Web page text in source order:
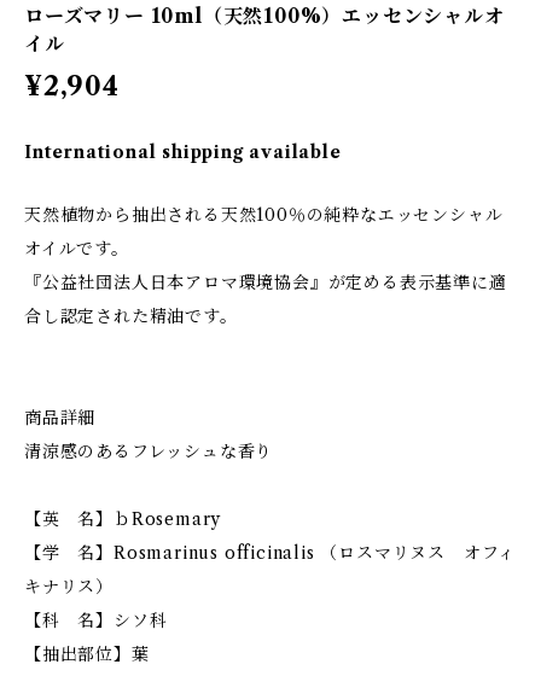
ローズマリー 10ml（天然100%）エッセンシャルオ
イル
¥2,904
International shipping available
天然植物から抽出される天然100％の純粋なエッセンシャル
オイルです。
『公益社団法人日本アロマ環境協会』が定める表示基準に適
合し認定された精油です。
商品詳細
清涼感のあるフレッシュな香り
【英 名】ｂRosemary
【学 名】Rosmarinus officinalis （ロスマリヌス オフィ
キナリス）
【科 名】シソ科
【抽出部位】葉